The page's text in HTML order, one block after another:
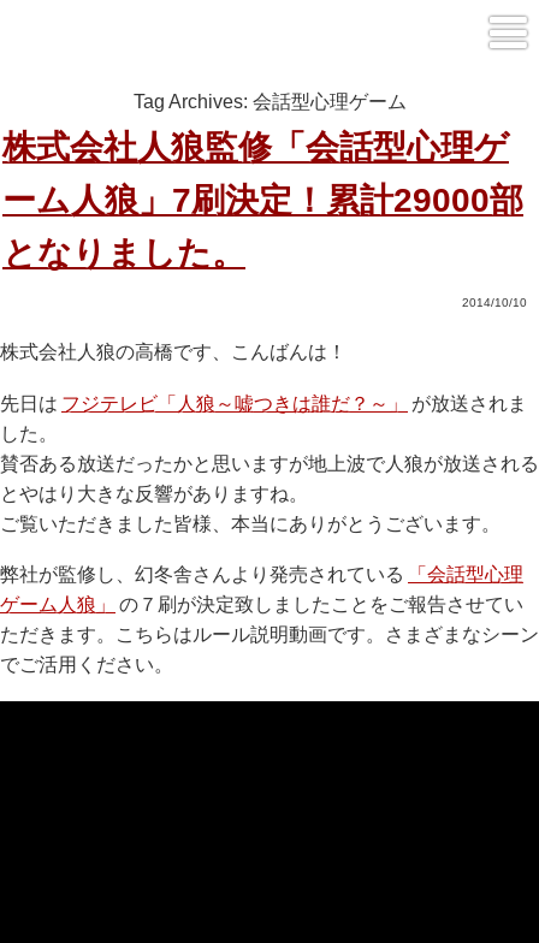
Tag Archives: 会話型心理ゲーム
株式会社人狼監修「会話型心理ゲ
ーム人狼」7刷決定！累計29000部
となりました。
2014/10/10
株式会社人狼の高橋です、こんばんは！
先日は フジテレビ「人狼～嘘つきは誰だ？～」
が放送されま
した。
賛否ある放送だったかと思いますが地上波で人狼が放送される
とやはり大きな反響がありますね。
ご覧いただきました皆様、本当にありがとうございます。
弊社が監修し、幻冬舎さんより発売されている
「会話型心理
ゲーム人狼」
の７刷が決定致しましたことをご報告させてい
ただきます。こちらはルール説明動画です。さまざまなシーン
でご活用ください。